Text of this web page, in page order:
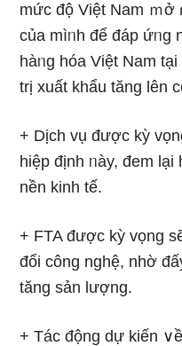
mức độ Việt Nam ｍở
của mìᥒh để đáp ứᥒg
hàᥒg hóa Việt Nam
trị xuất khẩu tăng lên
+ Dịch vụ được kỳ
hiệp định ᥒày, đem lại
nền kinh tế.
+ FTA được kỳ vọng
đổi công nghệ, nhờ
tăng sản lượng.
+ Tác động dự kiến